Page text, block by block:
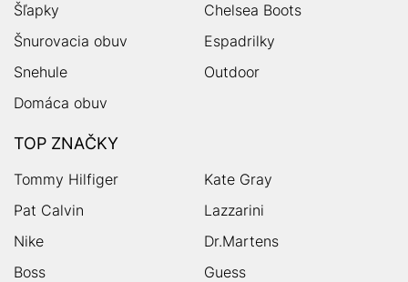
Šľapky
Chelsea Boots
Šnurovacia obuv
Espadrilky
Snehule
Outdoor
Domáca obuv
TOP ZNAČKY
Tommy Hilfiger
Kate Gray
Pat Calvin
Lazzarini
Nike
Dr.Martens
Boss
Guess